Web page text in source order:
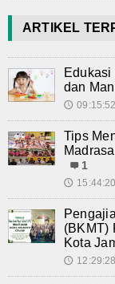
ARTIKEL
dan
🕔
Tips
1
🕔
(BKMT)
Kota
🕔